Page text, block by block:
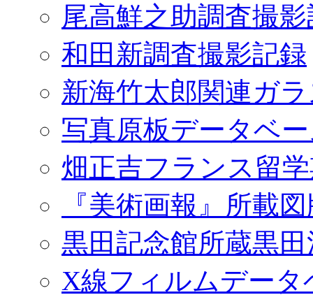
尾高鮮之助調査撮
和田新調査撮影記録
新海竹太郎関連ガ
写真原板データベ
畑正吉フランス留
『美術画報』所載
黒田記念館所蔵黒
X線フィルムデータ